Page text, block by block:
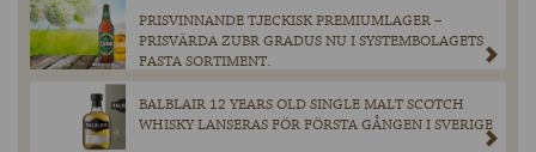
PRISVINNANDE TJECKISK PREMIUMLAGER –
PRISVÄRDA ZUBR GRADUS NU I SYSTEMBOLAGETS
FASTA SORTIMENT.
BALBLAIR 12 YEARS OLD SINGLE MALT SCOTCH
WHISKY LANSERAS FÖR FÖRSTA GÅNGEN I SVERIGE